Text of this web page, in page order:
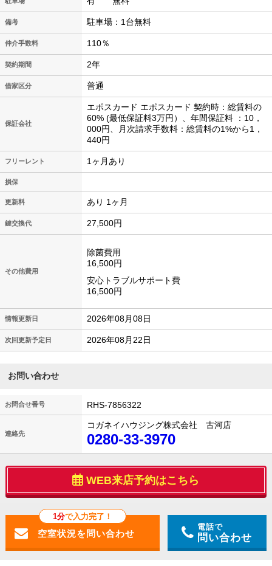
備考 駐車場：1台無料
仲介手数料 110％
契約期間 2年
借家区分 普通
保証会社
エポスカード エポスカード 契約時：総賃料の
60% (最低保証料3万円）、年間保証料 ：10，
000円、月次請求手数料：総賃料の1%から1，
440円
フリーレント 1ヶ月あり
損保
更新料 あり 1ヶ月
鍵交換代 27,500円
その他費用
除菌費用
16,500円
安心トラブルサポート費
16,500円
情報更新日 2026年08月08日
次回更新予定日 2026年08月22日
お問い合わせ
お問合せ番号 RHS-7856322
連絡先
コガネイハウジング株式会社 古河店
0280-33-3970
WEB来店予約はこちら
1分で入力完了！
電話で
問い合わせ